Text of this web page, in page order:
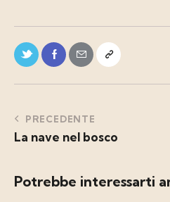
PRECEDENTE
La nave nel bosco
Potrebbe interessarti